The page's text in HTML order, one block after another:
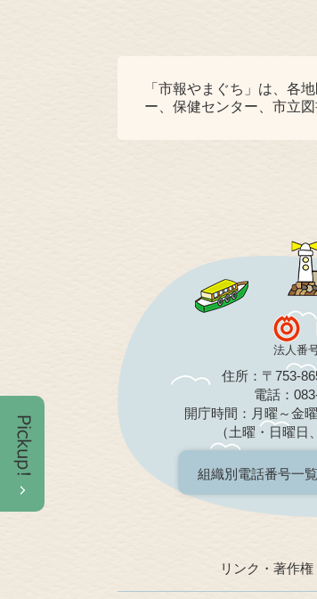
「市報やまぐち」は、各
ー、保健センター、市立
法人番
住所：〒753-
電話：
開庁時間：月曜～金
（土曜・日曜日
組織別電話番号一覧
リンク・著作